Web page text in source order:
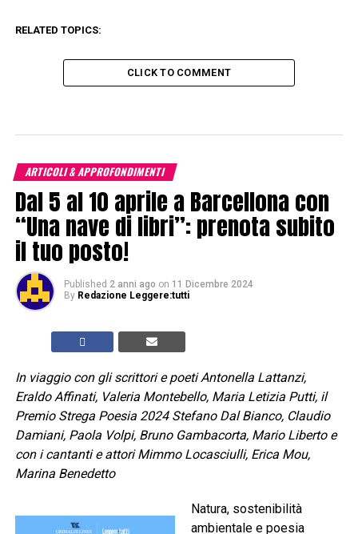
RELATED TOPICS:
CLICK TO COMMENT
ARTICOLI & APPROFONDIMENTI
Dal 5 al 10 aprile a Barcellona con
“Una nave di libri”: prenota subito
il tuo posto!
Published 2 anni ago on 11 Dicembre 2024
By Redazione Leggere:tutti
In viaggio con gli scrittori e poeti Antonella Lattanzi,
Eraldo Affinati, Valeria Montebello, Maria Letizia Putti, il
Premio Strega Poesia 2024 Stefano Dal Bianco, Claudio
Damiani, Paola Volpi, Bruno Gambacorta, Mario Liberto e
con i cantanti e attori Mimmo Locasciulli, Erica Mou,
Marina Benedetto
Natura, sostenibilità
ambientale e poesia